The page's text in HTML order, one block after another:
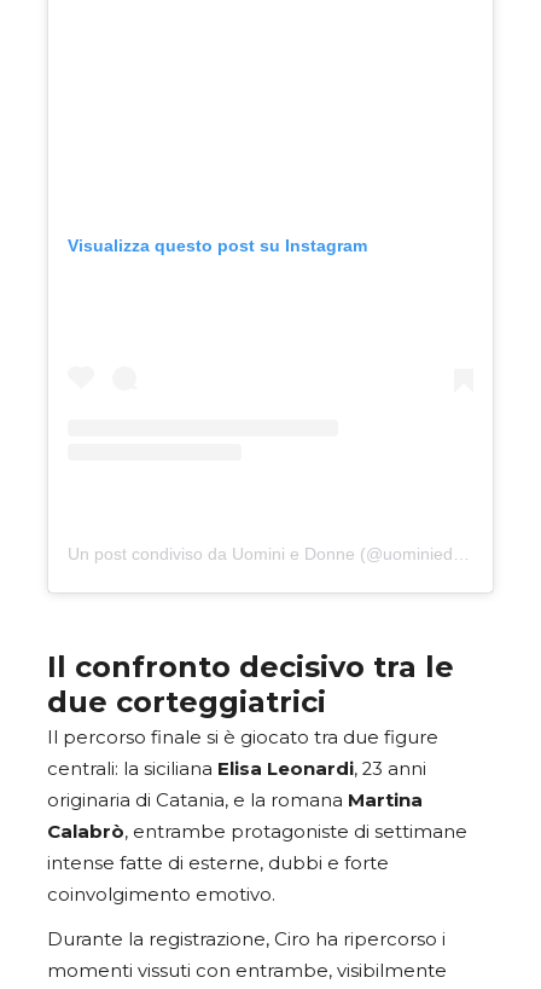
Visualizza questo post su Instagram
Un post condiviso da Uomini e Donne (@uominiedonne)
Il confronto decisivo tra le
due corteggiatrici
Il percorso finale si è giocato tra due figure
centrali: la siciliana Elisa Leonardi, 23 anni
originaria di Catania, e la romana Martina
Calabrò, entrambe protagoniste di settimane
intense fatte di esterne, dubbi e forte
coinvolgimento emotivo.
Durante la registrazione, Ciro ha ripercorso i
momenti vissuti con entrambe, visibilmente